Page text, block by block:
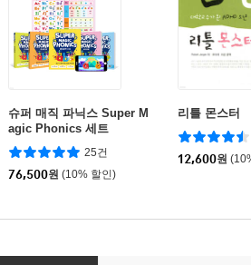
슈퍼 매직 파닉스 Super M
agic Phonics 세트
25건
76,500원 (10% 할인)
리틀 몬스터
12,600원